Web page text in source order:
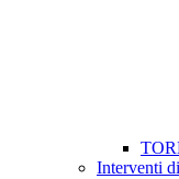
Interventi